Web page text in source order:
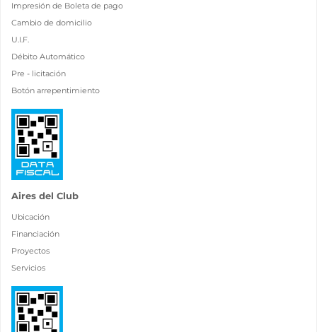
Impresión de Boleta de pago
Cambio de domicilio
U.I.F.
Débito Automático
Pre - licitación
Botón arrepentimiento
Aires del Club
Ubicación
Financiación
Proyectos
Servicios